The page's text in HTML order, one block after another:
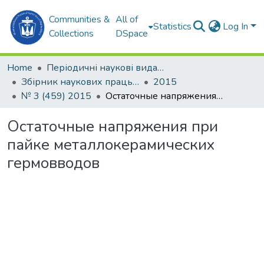
Communities &
Collections
All of
DSpace
Statistics Log In
Home
Періодичні наукові видання
Збірник наукових праць НУК
2015
№ 3 (459) 2015
Остаточные напряжения при пайке металлокерамических гермовводов
Остаточные напряжения при
пайке металлокерамических
гермовводов